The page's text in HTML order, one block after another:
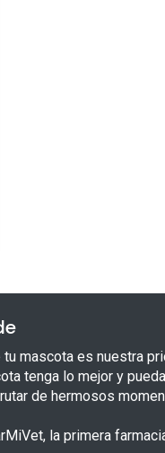
tu mascota es nuestra
tenga lo mejor y
de hermosos
la primera